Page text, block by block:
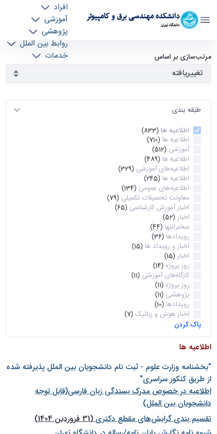
دانشکده مهندسی برق و کامپیوتر
دانشگاه تهران
افراد
آموزشی
پژوهشی
روابط بین الملل
خدمات
آرشیو اطلاعیه ها - ece- دانشکده مهندسی برق و
کامپیوتر
مرتب‌سازی بر اساس
طبقه بندی
اطلاعیه ها (833)
اطلاعیه ها (710)
آموزشی (512)
اطلاعیه ها (489)
اطلاعیه‌های‌ آموزشی (329)
اطلاعیه ها (245)
اطلاعیه‌های عمومی (134)
معاونت تحصیلات تکمیلی (79)
اخبار آموزش کارشناسی (65)
اخبار (52)
سخنرانیها (44)
رویدادها (36)
اخبار و رویداد ها (15)
اخبار (15)
روز پروژه (14)
کارگاه‌های آموزشی (11)
روز پروژه (11)
پژوهشی (11)
رویدادها (10)
اخبار هوش و رباتیک (7)
پاک کردن
اطلاعیه ها
"بخشنامه وزارت علوم - ثبت نام دانشجويان بين الملل پذيرفته شده
از طريق كنكور سراسری"
اطلاعیه در خصوص مدرک بسندگی زبان فارسی(قابل توجه
دانشجویان بین الملل)
تقسیم بندی گرایش‌های مقطع دکتری(31 فروردین 1404)